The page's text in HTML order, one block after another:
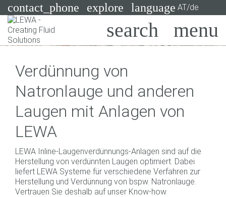
contact_phone explore language AT/de
Systeme
Branchen
Anwendungen
Services
Consulting
Technologien
Verdünnung von
Natronlauge und anderen
Laugen mit Anlagen von
LEWA
LEWA Inline-Laugenverdünnungs-Anlagen sind auf die
Herstellung von verdünnten Laugen optimiert. Dabei
liefert LEWA Systeme für verschiedene Verfahren zur
Herstellung und Verdünnung von bspw. Natronlauge.
Vertrauen Sie deshalb auf unser Know-how.